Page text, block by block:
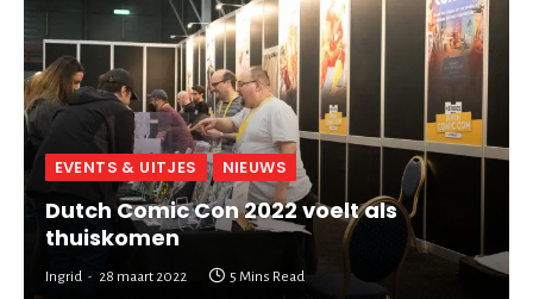
EVENTS & UITJES NIEUWS
Dutch Comic Con 2022 voelt als
thuiskomen
Ingrid 28 maart 2022 5 Mins Read